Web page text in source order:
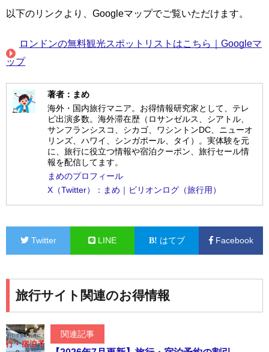
以下のリンクより、Googleマップでご覧いただけます。
ロンドンの無料観光スポットリストはこちら｜Googleマ
ップ
著者：まめ
海外・国内旅行マニア。お得情報研究家として、テレ
ビ出演多数。海外滞在歴（ロサンゼルス、シアトル、
サンフランシスコ、シカゴ、ワシントンDC、ニューオ
リンズ、ハワイ、シンガポール、タイ）。実体験を元
に、旅行に役立つ情報や宿泊クーポン、旅行セール情
報を配信してます。
まめのプロフィール
X（Twitter）：まめ｜ビリオンログ（旅行用）
Twitter LINE はてブ Facebook
旅行サイト関連のお得情報
関連記事